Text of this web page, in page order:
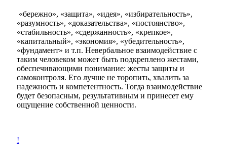
«бережно», «защита», «идея», «избирательность»,
«разумность», «доказательства», «постоянство»,
«стабильность», «сдержанность», «крепкое»,
«капитальный», «экономия», «убедительность»,
«фундамент» и т.п. Невербальное взаимодействие с
таким человеком может быть подкреплено жестами,
обеспечивающими понимание: жесты защиты и
самоконтроля. Его лучше не торопить, хвалить за
надежность и компетентность. Тогда взаимодействие
будет безопасным, результативным и принесет ему
ощущение собственной ценности.
!